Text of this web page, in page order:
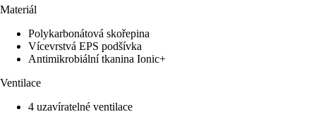
Materiál
Polykarbonátová skořepina
Vícevrstvá EPS podšívka
Antimikrobiální tkanina Ionic+
Ventilace
4 uzavíratelné ventilace